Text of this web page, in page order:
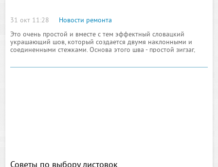
31 окт 11:28
Новости ремонта
Это очень простой и вместе с тем эффектный словацкий
украшающий шов, который создается двумя наклонными и
соединенными стежками. Основа этого шва - простой зигзаг,
вышитых разноцветными нитками,